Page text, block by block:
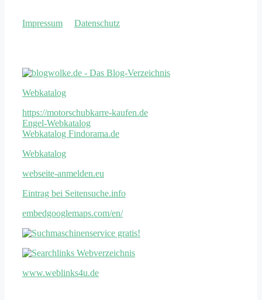
Impressum Datenschutz
Webkatalog
https://motorschubkarre-kaufen.de
Engel-Webkatalog
Webkatalog Findorama.de
Webkatalog
webseite-anmelden.eu
Eintrag bei Seitensuche.info
embedgooglemaps.com/en/
www.weblinks4u.de